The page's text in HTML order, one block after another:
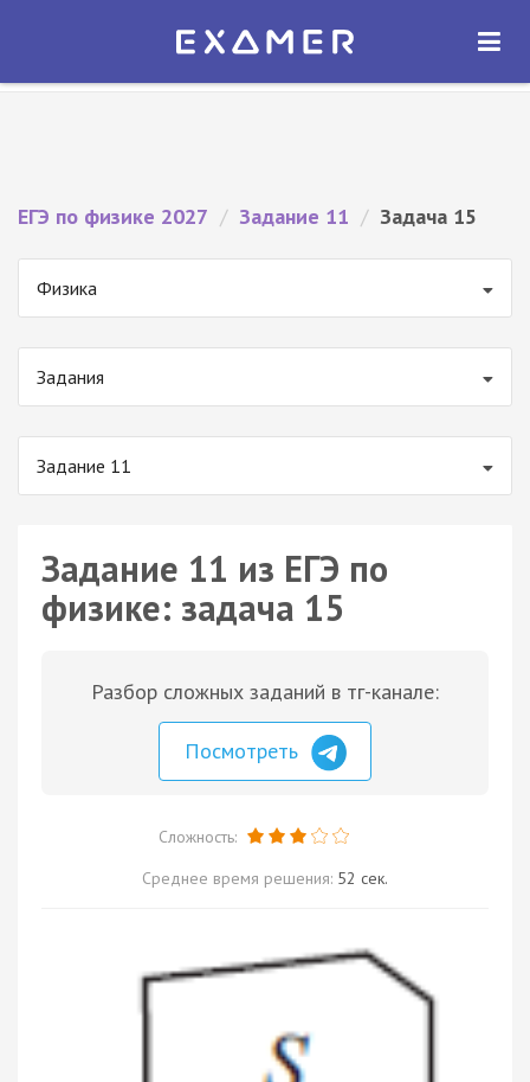
Экзамер — ЕГЭ 2027
ОТКРЫТЬ
ЕГЭ по физике 2027 / Задание 11 / Задача 15
Физика
Задания
Задание 11
Задание 11 из ЕГЭ по
физике: задача 15
Разбор сложных заданий в тг-канале:
Посмотреть
Сложность:
Среднее время решения: 52 сек.